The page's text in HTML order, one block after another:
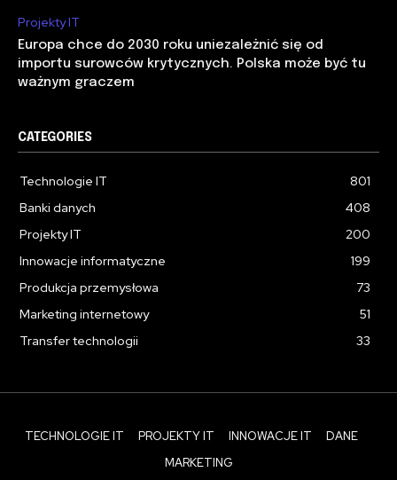
Projekty IT
Europa chce do 2030 roku uniezależnić się od
importu surowców krytycznych. Polska może być tu
ważnym graczem
CATEGORIES
Technologie IT
801
Banki danych
408
Projekty IT
200
Innowacje informatyczne
199
Produkcja przemysłowa
73
Marketing internetowy
51
Transfer technologii
33
TECHNOLOGIE IT PROJEKTY IT INNOWACJE IT
DANE
MARKETING